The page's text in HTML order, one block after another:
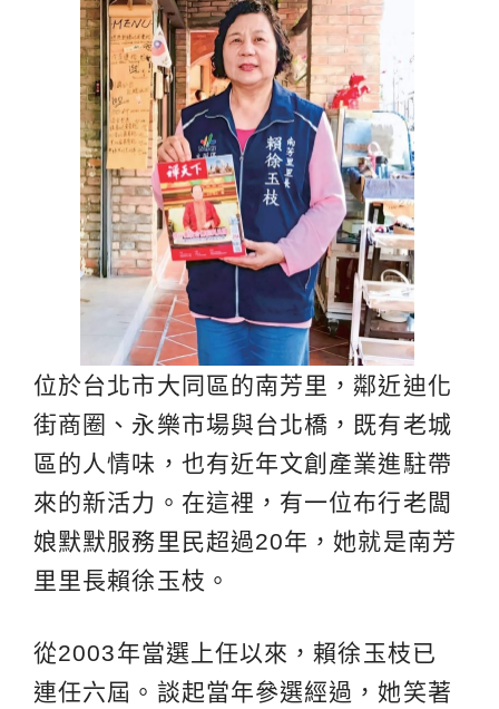
位於台北市大同區的南芳里，鄰近迪化
街商圈、永樂市場與台北橋，既有老城
區的人情味，也有近年文創產業進駐帶
來的新活力。在這裡，有一位布行老闆
娘默默服務里民超過20年，她就是南芳
里里長賴徐玉枝。
從2003年當選上任以來，賴徐玉枝已
連任六屆。談起當年參選經過，她笑著